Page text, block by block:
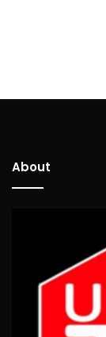
About